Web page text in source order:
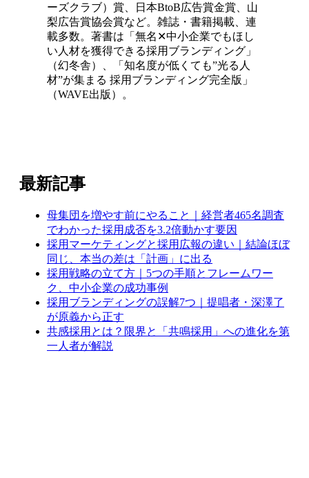
ーズクラブ）賞、日本BtoB広告賞金賞、山
梨広告賞協会賞など。雑誌・書籍掲載、連
載多数。著書は「無名✕中小企業でもほし
い人材を獲得できる採用ブランディング」
（幻冬舎）、「知名度が低くても”光る人
材”が集まる 採用ブランディング完全版」
（WAVE出版）。
最新記事
母集団を増やす前にやること｜経営者465名調査
でわかった採用成否を3.2倍動かす要因
採用マーケティングと採用広報の違い｜結論ほぼ
同じ、本当の差は「計画」に出る
採用戦略の立て方｜5つの手順とフレームワー
ク、中小企業の成功事例
採用ブランディングの誤解7つ｜提唱者・深澤了
が原義から正す
共感採用とは？限界と「共鳴採用」への進化を第
一人者が解説